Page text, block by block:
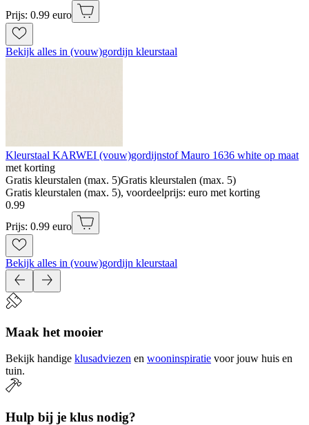
Prijs: 0.99 euro
Bekijk alles in (vouw)gordijn kleurstaal
Kleurstaal KARWEI (vouw)gordijnstof Mauro 1636 white op maat
met korting
Gratis kleurstalen (max. 5)Gratis kleurstalen (max. 5)
Gratis kleurstalen (max. 5), voordeelprijs: euro met korting
0.99
Prijs: 0.99 euro
Bekijk alles in (vouw)gordijn kleurstaal
Maak het mooier
Bekijk handige klusadviezen en wooninspiratie voor jouw huis en
tuin.
Hulp bij je klus nodig?